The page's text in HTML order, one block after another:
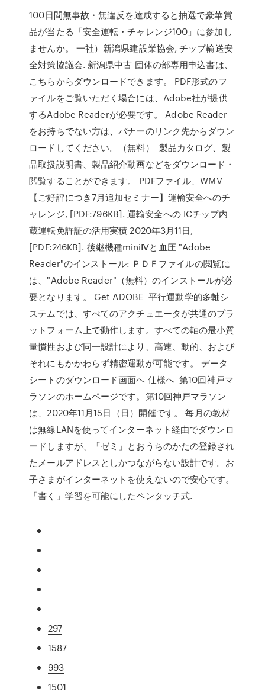
100日間無事故・無違反を達成すると抽選で豪華賞
品が当たる「安全運転・チャレンジ100」に参加し
ませんか。 一社）新潟県建設業協会, チップ輸送安
全対策協議会. 新潟県中古 団体の部専用申込書は、
こちらからダウンロードできます。 PDF形式のフ
ァイルをご覧いただく場合には、Adobe社が提供
するAdobe Readerが必要です。 Adobe Reader
をお持ちでない方は、バナーのリンク先からダウン
ロードしてください。（無料） 製品カタログ、製
品取扱説明書、製品紹介動画などをダウンロード・
閲覧することができます。 PDFファイル、WMV
【ご好評につき7月追加セミナー】運輸安全へのチ
ャレンジ, [PDF:796KB]. 運輸安全への ICチップ内
蔵運転免許証の活用実積 2020年3月11日,
[PDF:246KB]. 後継機種miniⅣと血圧 "Adobe
Reader"のインストール: ＰＤＦファイルの閲覧に
は、"Adobe Reader"（無料）のインストールが必
要となります。 Get ADOBE 平行運動学的多軸シ
ステムでは、すべてのアクチュエータが共通のプラ
ットフォーム上で動作します。すべての軸の最小質
量慣性および同一設計により、高速、動的、および
それにもかかわらず精密運動が可能です。 データ
シートのダウンロード画面へ 仕様へ 第10回神戸マ
ラソンのホームページです。第10回神戸マラソン
は、2020年11月15日（日）開催です。 毎月の教材
は無線LANを使ってインターネット経由でダウンロ
ードしますが、「ゼミ」とおうちのかたの登録され
たメールアドレスとしかつながらない設計です。お
子さまがインターネットを使えないので安心です。
「書く」学習を可能にしたペンタッチ式.
297
1587
993
1501